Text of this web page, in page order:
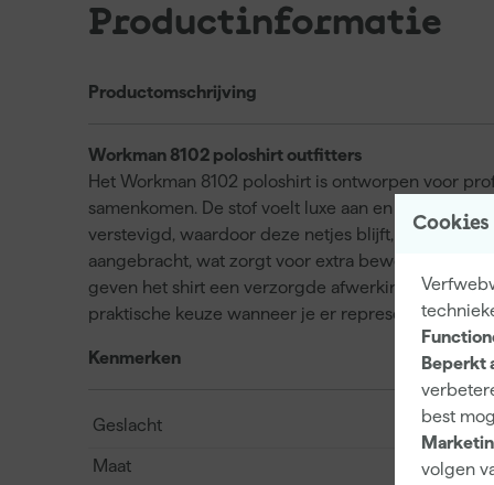
Cookies
Beperkt
best
volgen
Productinformatie
Productomschrijving
Workman 8102 poloshirt outfitters
Het Workman 8102 poloshirt is ontworpen voor
samenkomen. De stof voelt luxe aan en is bestand
verstevigd, waardoor deze netjes blijft, ook na
aangebracht, wat zorgt voor extra
geven het shirt een verzorgde afwerking en
praktische keuze wanneer je er representatief uit
Kenmerken
Geslacht
Maat